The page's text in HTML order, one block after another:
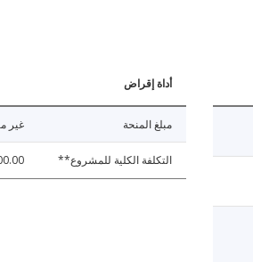
أداة إقراض
مبلغ المنحة غير
التكلفة الكلية للمشروع**